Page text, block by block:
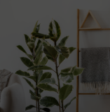
vide.